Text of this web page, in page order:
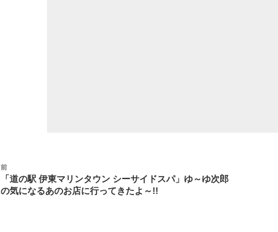
投
稿
ナ
前
の
投
前
「道の駅 伊東マリンタウン シーサイドスパ」ゆ～ゆ次郎
の気になるあのお店に行ってきたよ～!!